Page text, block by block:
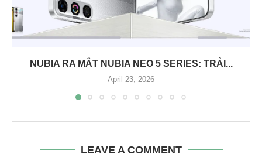
NUBIA RA MẮT NUBIA NEO 5 SERIES: TRẢI...
April 23, 2026
LEAVE A COMMENT